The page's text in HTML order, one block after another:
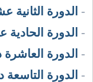
- الدورة الثانية
- الدورة
- الدورة
- الدورة التاسعة